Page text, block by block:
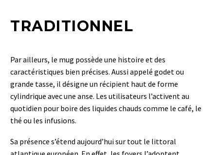
TRADITIONNEL
Par ailleurs, le mug possède une histoire et des
caractéristiques bien précises. Aussi appelé godet ou
grande tasse, il désigne un récipient haut de forme
cylindrique avec une anse. Les utilisateurs l’activent au
quotidien pour boire des liquides chauds comme le café, le
thé ou les infusions.
Sa présence s’étend aujourd’hui sur tout le littoral